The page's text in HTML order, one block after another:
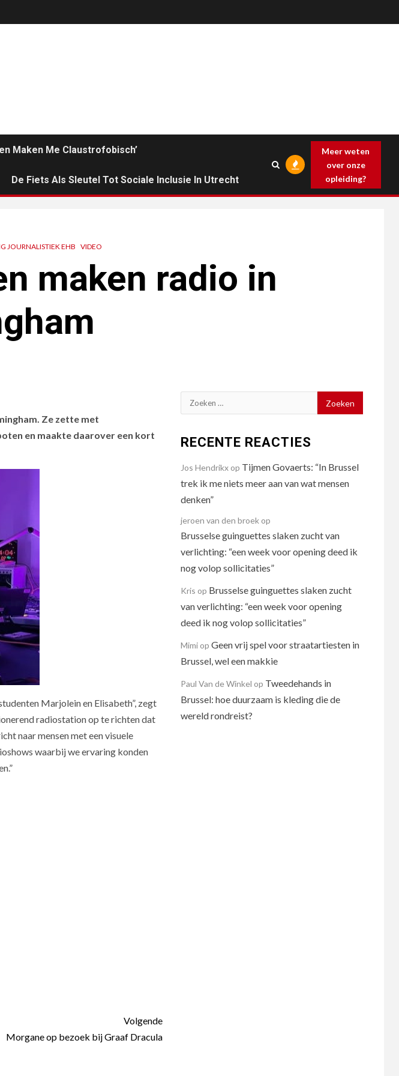
Maken Me Claustrofobisch’
De Fiets Als Sleutel Tot Sociale Inclusie In Utrecht
Meer weten
over onze
opleiding?
JOURNALISTIEK EHB VIDEO
maken radio in
Ze zette met
en maakte daarover een kort
Marjolein en Elisabeth”, zegt
radiostation op te richten dat
naar mensen met een visuele
waarbij we ervaring konden
Volgende
Morgane op bezoek bij Graaf Dracula
Zoeken
naar:
RECENTE REACTIES
Jos Hendrikxop Tijmen Govaerts: “In Brussel
trek ik me niets meer aan van wat mensen
denken”
jeroen van den broekop
Brusselse guinguettes slaken zucht van
verlichting: “een week voor opening deed ik
nog volop sollicitaties”
Kris op Brusselse guinguettes slaken zucht
van verlichting: “een week voor opening
deed ik nog volop sollicitaties”
Mimiop Geen vrij spel voor straatartiesten in
Brussel, wel een makkie
Paul Van de Winkel op Tweedehands in
Brussel: hoe duurzaam is kleding die de
wereld rondreist?